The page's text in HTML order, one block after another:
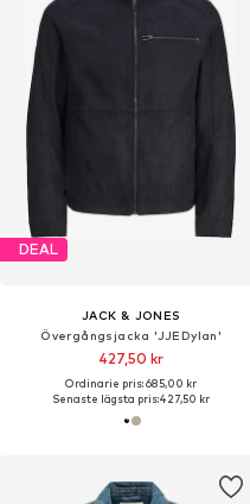
DEAL
JACK & JONES
Övergångsjacka 'JJEDylan'
427,50 kr
Ordinarie pris: 685,00 kr
Senaste lägsta pris:427,50 kr